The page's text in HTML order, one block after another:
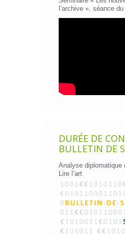
l’archive », séance
DURÉE DE
BULLETIN DE
Analyse
Lire l’art